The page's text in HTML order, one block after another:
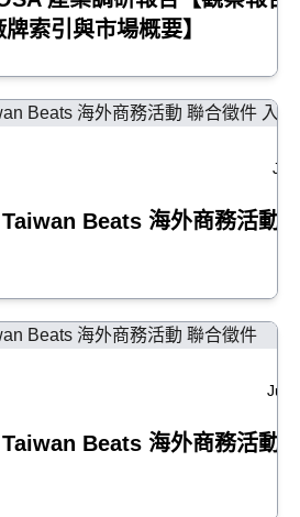
索引與市場概要】
Jul
Beats 海外商務活動
Jun
Beats 海外商務活動